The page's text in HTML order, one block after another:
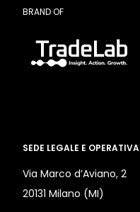
BRAND OF
SEDE LEGALE E OPERATIVA
Via Marco d’Aviano, 2
20131 Milano (MI)